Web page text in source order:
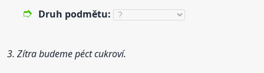
Druh podmětu:
3. Zítra budeme péct cukroví.